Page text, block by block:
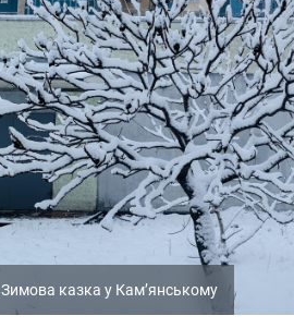
Зимова казка у Кам’янському